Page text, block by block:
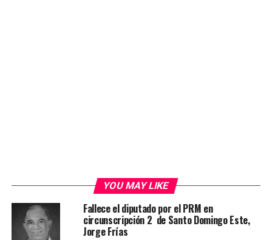
YOU MAY LIKE
Fallece el diputado por el PRM en
circunscripción 2 de Santo Domingo Este,
Jorge Frías